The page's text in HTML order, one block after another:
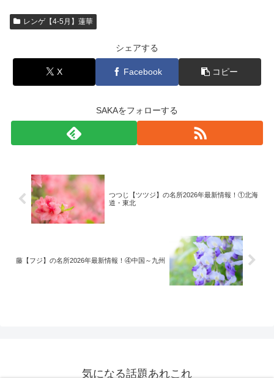
レンゲ【4-5月】蓮華
シェアする
X Facebook コピー
SAKAをフォローする
つつじ【ツツジ】の名所2026年最新情報！①北海
道・東北
藤【フジ】の名所2026年最新情報！④中国～九州
気になる話題あれこれ